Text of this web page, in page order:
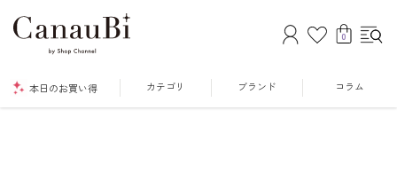
0
本日のお買い得 カテゴリ ブランド コラム